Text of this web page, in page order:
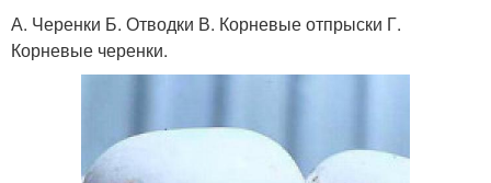
А. Черенки Б. Отводки В. Корневые отпрыски Г.
Корневые черенки.